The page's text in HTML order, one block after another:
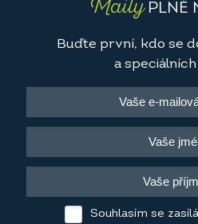
MailyPLNÉ
Buďte první, kdo se
a
Souhlasím se